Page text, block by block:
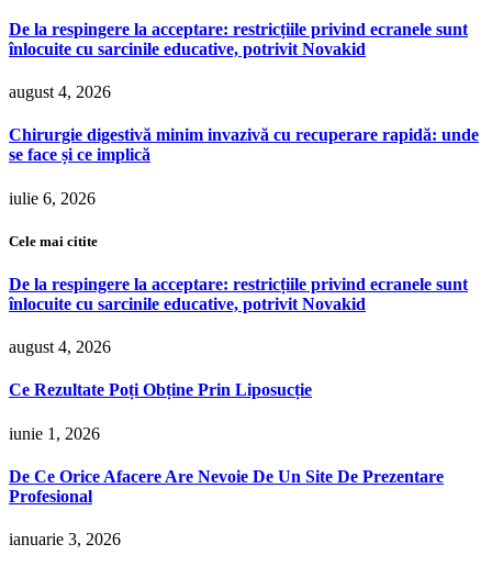
De la respingere la acceptare: restricțiile privind ecranele sunt
înlocuite cu sarcinile educative, potrivit Novakid
august 4, 2026
Chirurgie digestivă minim invazivă cu recuperare rapidă: unde
se face și ce implică
iulie 6, 2026
Cele mai citite
De la respingere la acceptare: restricțiile privind ecranele sunt
înlocuite cu sarcinile educative, potrivit Novakid
august 4, 2026
Ce Rezultate Poți Obține Prin Liposucție
iunie 1, 2026
De Ce Orice Afacere Are Nevoie De Un Site De Prezentare
Profesional
ianuarie 3, 2026